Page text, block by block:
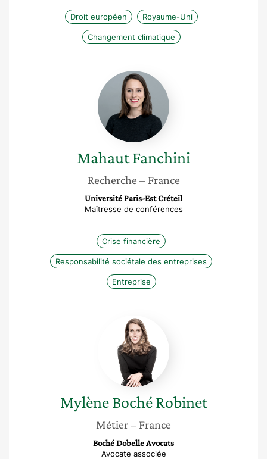
Droit européen Royaume-Uni
Changement climatique
Mahaut
Fanchini
MahautFanchini
Recherche – France
Université Paris-Est Créteil
Maîtresse de conférences
Crise financière
Responsabilité sociétale des entreprises
Entreprise
Mylène
Boché
Robinet
Mylène Boché Robinet
Métier– France
Boché Dobelle Avocats
Avocate associée